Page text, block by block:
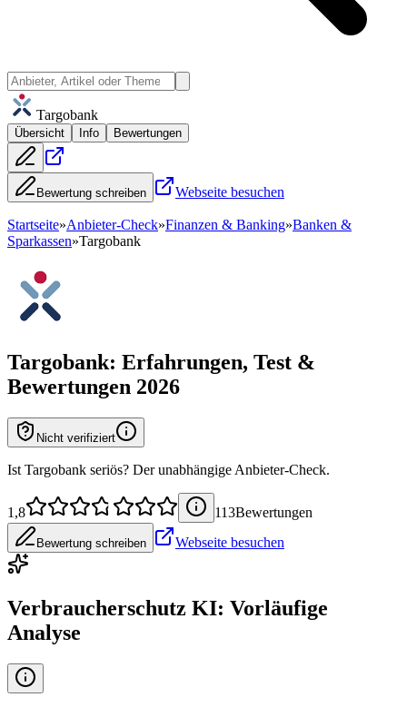
Targobank
Übersicht Info Bewertungen
Bewertung schreiben Webseite besuchen
Startseite»Anbieter-Check»Finanzen & Banking»Banken &
Sparkassen»Targobank
Targobank: Erfahrungen, Test &
Bewertungen 2026
Nicht verifiziert
Ist Targobank seriös? Der unabhängige Anbieter-Check.
1,8 113Bewertungen
Bewertung schreiben Webseite besuchen
Verbraucherschutz KI: Vorläufige
Analyse